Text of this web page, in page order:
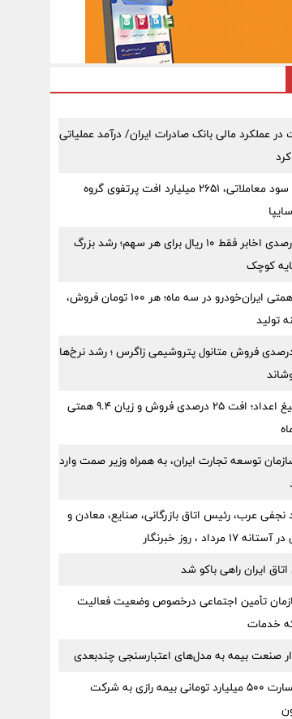
در عملکرد مالی بانک صادرات ایران/ درآمد عملیاتی
۳۷ میلیارد سود معاملاتی، ۲۶۵۱ میلیارد افت پرتفوی گروه
سود ۱۴۴ درصدی اخابر فقط ۱۰ ریال برای هر سهم؛ رشد بزرگ
کوچک
زیان ۲۲.۵ همتی ایران‌خودرو در سه ماه؛ هر ۱۰۰ تومان فروش،
۶۵ درصدی فروش متانول پتروشیمی زاگرس ؛ رشد نرخ‌ها
سایپا زیر تیغ اعداد؛ افت ۲۵ درصدی فروش و زیان ۹.۴ همتی
توسعه تجارت ایران، به همراه وزیر صمت وارد
نجفی عرب، رئیس اتاق بازرگانی، صنایع، معادن و
مرداد ، روز خبرنگار
ایران راهی باکو شد
تأمین اجتماعی درخصوص وضعیت فعالیت
خدمات
صنعت بیمه به مدل‌های اعتبارسنجی چندبعدی
پرداخت خسارت ۵۰۰ میلیارد تومانی بیمه رازی به شرکت